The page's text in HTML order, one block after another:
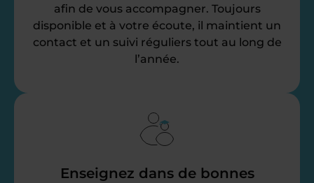
afin de vous accompagner. Toujours
disponible et à votre écoute, il maintient un
contact et un suivi réguliers tout au long de
l’année.
Enseignez dans de bonnes